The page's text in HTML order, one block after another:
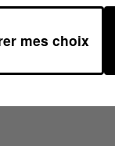
mes choix